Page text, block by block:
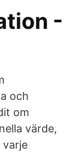
-
och
om
värde,